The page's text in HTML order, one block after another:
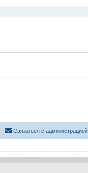
Связаться с администрацией